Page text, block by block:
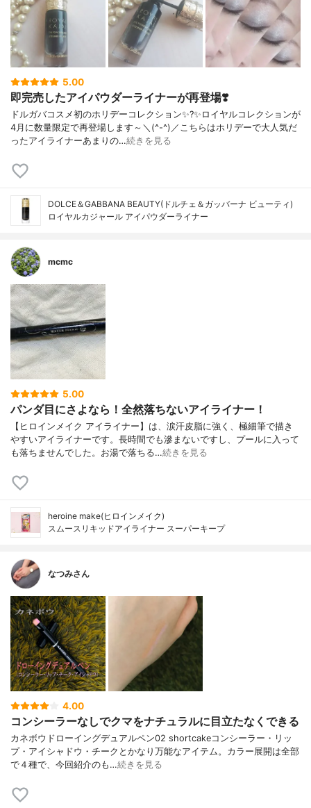
5.00
即完売したアイパウダーライナーが再登場❣️
ドルガバコスメ初のホリデーコレクション✨?✨ロイヤルコレクションが
4月に数量限定で再登場します～＼(^-^)／こちらはホリデーで大人気だ
ったアイライナーあまりの…続きを見る
DOLCE＆GABBANA BEAUTY(ドルチェ＆ガッバーナ ビューティ)
ロイヤルカジャール アイパウダーライナー
mcmc
5.00
パンダ目にさよなら！全然落ちないアイライナー！
【ヒロインメイク アイライナー】は、涙汗皮脂に強く、極細筆で描き
やすいアイライナーです。長時間でも滲まないですし、プールに入って
も落ちませんでした。お湯で落ちる…続きを見る
heroine make(ヒロインメイク)
スムースリキッドアイライナー スーパーキープ
なつみさん
4.00
コンシーラーなしでクマをナチュラルに目立たなくできる
カネボウドローイングデュアルペン02 shortcakeコンシーラー・リッ
プ・アイシャドウ・チークとかなり万能なアイテム。カラー展開は全部
で４種で、今回紹介のも…続きを見る